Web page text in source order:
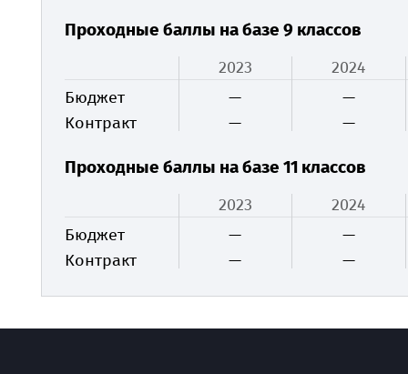
Проходные баллы на базе 9 классов
Бюджет
Контракт
2023
—
—
2024
—
—
Проходные баллы на базе 11 классов
Бюджет
Контракт
2023
—
—
2024
—
—